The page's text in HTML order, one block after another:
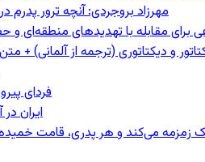
مهرزاد بروجردی: آنچه ترور
برای مقابله با تهدیدهای منطقه‌ای
و دیکتاتوری (ترجمه از آلمانی) +
فردای
ایران
زمزمه می‌کند و هر پدری، قامت